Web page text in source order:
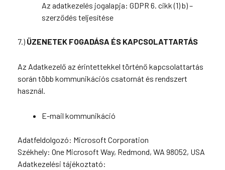
Az adatkezelés jogalapja: GDPR 6. cikk (1) b) –
szerződés teljesítése
7.) ÜZENETEK FOGADÁSA ÉS KAPCSOLATTARTÁS
Az Adatkezelő az érintettekkel történő kapcsolattartás
során több kommunikációs csatornát és rendszert
használ.
E-mail kommunikáció
Adatfeldolgozó: Microsoft Corporation
Székhely: One Microsoft Way, Redmond, WA 98052, USA
Adatkezelési tájékoztató: